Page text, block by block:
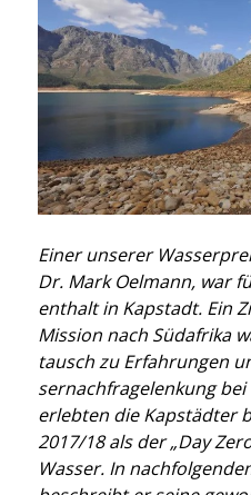
Einer unse­rer
Dr. Mark Oel­mann, war
ent­halt in Kap­stadt. Ein
Mis­si­on nach Süd­afri­ka
tausch zu Erfah­run­gen
ser­nach­fra­gelen­kung
erleb­ten die Kap­städ­ter
2017/18 als der „Day
Was­ser. In